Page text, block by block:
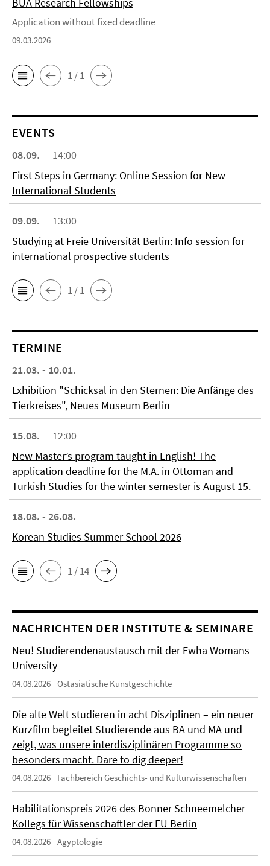
Application without fixed deadline
09.03.2026
1 / 1
EVENTS
08.09.
14:00
First Steps in Germany: Online Session for New
International Students
09.09.
13:00
Studying at Freie Universität Berlin: Info session for
international prospective students
1 / 1
TERMINE
21.03. - 10.01.
Exhibition "Schicksal in den Sternen: Die Anfänge des
Tierkreises", Neues Museum Berlin
15.08.
12:00
New Master’s program taught in English! The
application deadline for the M.A. in Ottoman and
Turkish Studies for the winter semester is August 15.
18.08. - 26.08.
Korean Studies Summer School 2026
1 / 14
NACHRICHTEN DER INSTITUTE & SEMINARE
Neu! Studierendenaustausch mit der Ewha Womans
University
04.08.2026 Ostasiatische Kunstgeschichte
Die alte Welt studieren in acht Disziplinen – ein neuer
Kurzfilm begleitet Studierende aus BA und MA und
zeigt, was unsere interdisziplinären Programme so
besonders macht. Dare to dig deeper!
04.08.2026 Fachbereich Geschichts- und Kulturwissenschaften
Habilitationspreis 2026 des Bonner Schneemelcher
Kollegs für Wissenschaftler der FU Berlin
04.08.2026 Ägyptologie